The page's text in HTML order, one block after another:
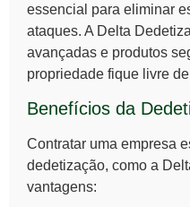
essencial para eliminar
ataques. A Delta
avançadas e produtos
propriedade fique livre
Benefícios da
Contratar uma empresa
dedetização, como a
vantagens: